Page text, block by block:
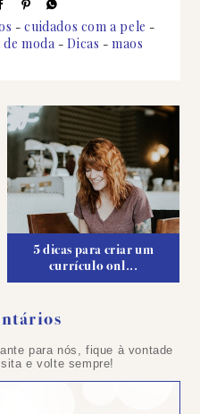
cuidados com a pele
de moda Dicas maos
5 dicas para criar um
currículo onl...
para nós, fique à vontade
e volte sempre!